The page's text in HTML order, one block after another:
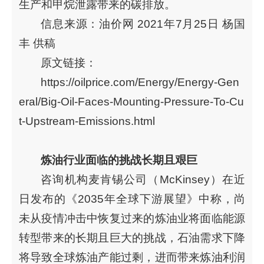
生产和甲烷泄露带来的碳排放。
信息来源：油价网 2021年7月25日 杨国
丰 供稿
原文链接：
https://oilprice.com/Energy/Energy-Gen
eral/Big-Oil-Faces-Mounting-Pressure-To-Cu
t-Upstream-Emissions.html
炼油行业面临的挑战长期且艰巨
咨询机构麦肯锡公司（McKinsey）在近
日发布的《2035年全球下游展望》中称，尚
未从疫情冲击中恢复过来的炼油业将面临能源
转型带来的长期且巨大的挑战，石油需求下降
将导致全球炼油产能过剩，进而带来炼油利润